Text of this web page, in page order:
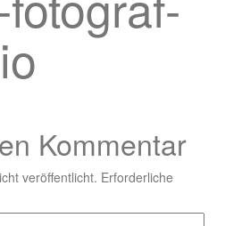
Kommentar
veröffentlicht. Erforderliche